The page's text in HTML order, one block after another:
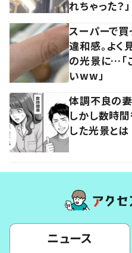
れちゃった？」
スーパーで買
違和感。よく
の光景に…「
いww」
体調不良の
しかし数時
した光景とは
ニュース